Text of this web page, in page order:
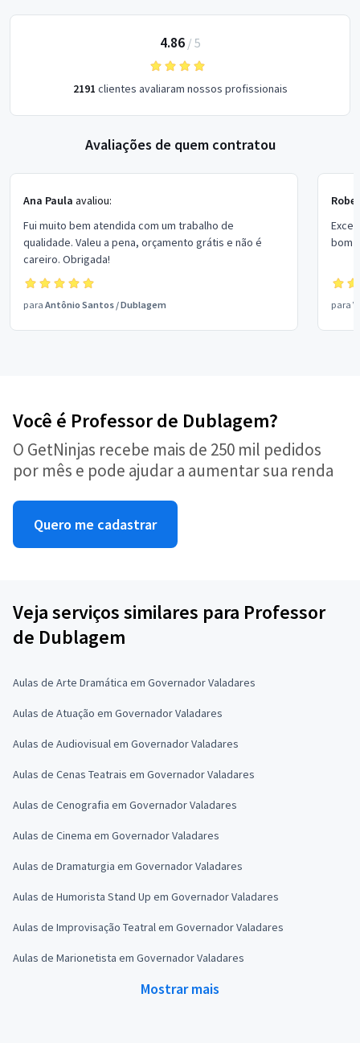
4.86/ 5
2191 clientes avaliaram nossos profissionais
Avaliações de quem contratou
Ana Paula avaliou:
Fui muito bem atendida com um trabalho de
qualidade. Valeu a pena, orçamento grátis e não é
careiro. Obrigada!
para Antônio Santos /Dublagem
bom
para
Você é Professor de Dublagem?
O GetNinjas recebe mais de 250 mil pedidos
por mês e pode ajudar a aumentar sua renda
Quero me cadastrar
Veja serviços similares para Professor
de Dublagem
Aulas de Arte Dramática em Governador Valadares
Aulas de Atuação em Governador Valadares
Aulas de Audiovisual em Governador Valadares
Aulas de Cenas Teatrais em Governador Valadares
Aulas de Cenografia em Governador Valadares
Aulas de Cinema em Governador Valadares
Aulas de Dramaturgia em Governador Valadares
Aulas de Humorista Stand Up em Governador Valadares
Aulas de Improvisação Teatral em Governador Valadares
Aulas de Marionetista em Governador Valadares
Mostrar mais